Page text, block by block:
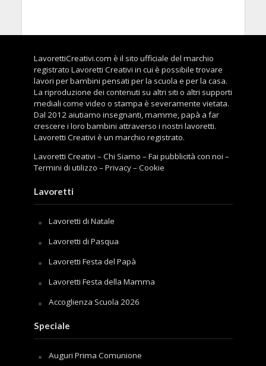
LavorettiCreativi.com è il sito ufficiale del marchio
registrato Lavoretti Creativi in cui è possibile trovare
lavori per bambini pensati per la scuola e per la casa.
La riproduzione dei contenuti su altri siti o altri supporti
mediali come video o stampa è severamente vietata.
Dal 2012 aiutiamo insegnanti, mamme, papà a far
crescere i loro bambini attraverso i nostri lavoretti.
Lavoretti Creativi è un marchio registrato.
Lavoretti Creativi –Chi Siamo –Fai pubblicità con noi –
Termini di utilizzo –Privacy–Cookie
Lavoretti
Lavoretti di Natale
Lavoretti di Pasqua
Lavoretti Festa del Papà
Lavoretti Festa della Mamma
Accoglienza Scuola 2026
Speciale
Auguri Prima Comunione